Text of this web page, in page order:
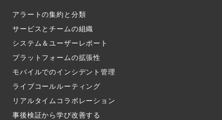
アラートの集約と分類​
サービスとチームの組織​
システム＆ユーザーレポート​
プラットフォームの拡張性
モバイルでのインシデント管理​
ライブコールルーティング​
リアルタイムコラボレーション​
事後検証から学び改善する